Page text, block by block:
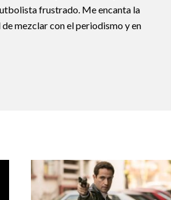
frustrado. Me encanta la
mezclar con el periodismo y en